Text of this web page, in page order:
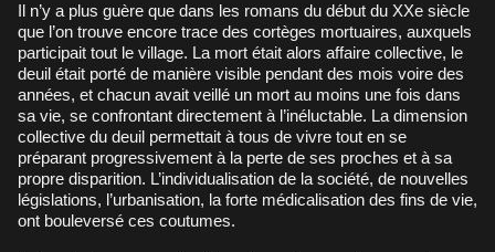
Il n’y a plus guère que dans les romans du début du XXe siècle
que l’on trouve encore trace des cortèges mortuaires, auxquels
participait tout le village. La mort était alors affaire collective, le
deuil était porté de manière visible pendant des mois voire des
années, et chacun avait veillé un mort au moins une fois dans
sa vie, se confrontant directement à l’inéluctable. La dimension
collective du deuil permettait à tous de vivre tout en se
préparant progressivement à la perte de ses proches et à sa
propre disparition. L’individualisation de la société, de nouvelles
législations, l’urbanisation, la forte médicalisation des fins de vie,
ont bouleversé ces coutumes.